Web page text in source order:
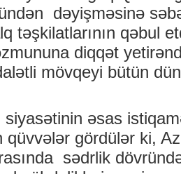
dəyişməsinə
təşkilatlarının qəbul
diqqət
mövqeyi bütün
əsas
qüvvələr gördülər ki,
sədrlik